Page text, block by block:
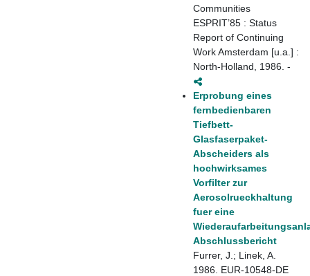
Communities
ESPRIT’85 : Status
Report of Continuing
Work Amsterdam [u.a.] :
North-Holland, 1986. -
Erprobung eines
fernbedienbaren
Tiefbett-
Glasfaserpaket-
Abscheiders als
hochwirksames
Vorfilter zur
Aerosolrueckhaltung
fuer eine
Abschlussbericht
Furrer, J.; Linek, A.
1986. EUR-10548-DE